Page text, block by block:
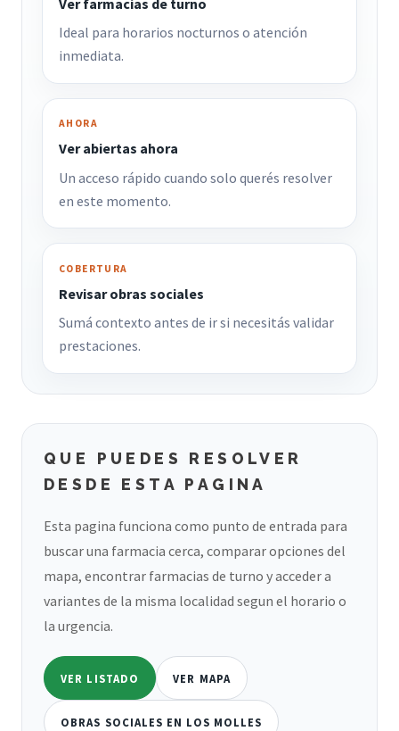
Ideal para horarios nocturnos o atención
inmediata.
AHORA
Ver abiertas ahora
Un acceso rápido cuando solo querés resolver
en este momento.
COBERTURA
Revisar obras sociales
Sumá contexto antes de ir si necesitás validar
prestaciones.
QUE PUEDES RESOLVER
DESDE ESTA PAGINA
Esta pagina funciona como punto de entrada para
buscar una farmacia cerca, comparar opciones del
mapa, encontrar farmacias de turno y acceder a
variantes de la misma localidad segun el horario o
la urgencia.
VER LISTADO VER MAPA
OBRAS SOCIALES EN LOS MOLLES